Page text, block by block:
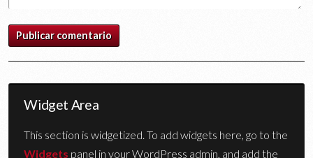
Widget Area
This section is widgetized. To add widgets here, go to the
Widgets panel in your WordPress admin, and add the